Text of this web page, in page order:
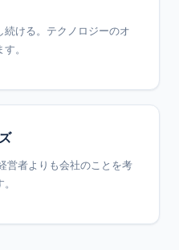
ける。テクノロジーのオ
。
営者よりも会社のことを考